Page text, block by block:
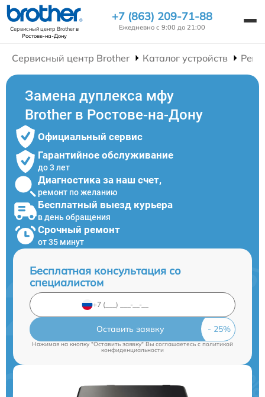
Сервисный центр Brotherв
Ростове-на-Дону
+7 (863) 209-71-88
Ежедневно с 9:00 до 21:00
Сервисный центр Brother Каталог устройств
Замена дуплекса мфу
Brother в Ростове-на-Дону
Официальный сервис
Гарантийное обслуживание
до 3 лет
Диагностика за наш счет,
ремонт по желанию
Бесплатный выезд курьера
в день обращения
Срочный ремонт
от 35 минут
Бесплатная консультация со
специалистом
Оставить заявку
Нажимая на кнопку "Оставить заявку" Вы соглашаетесь cполитикой
конфиденциальности